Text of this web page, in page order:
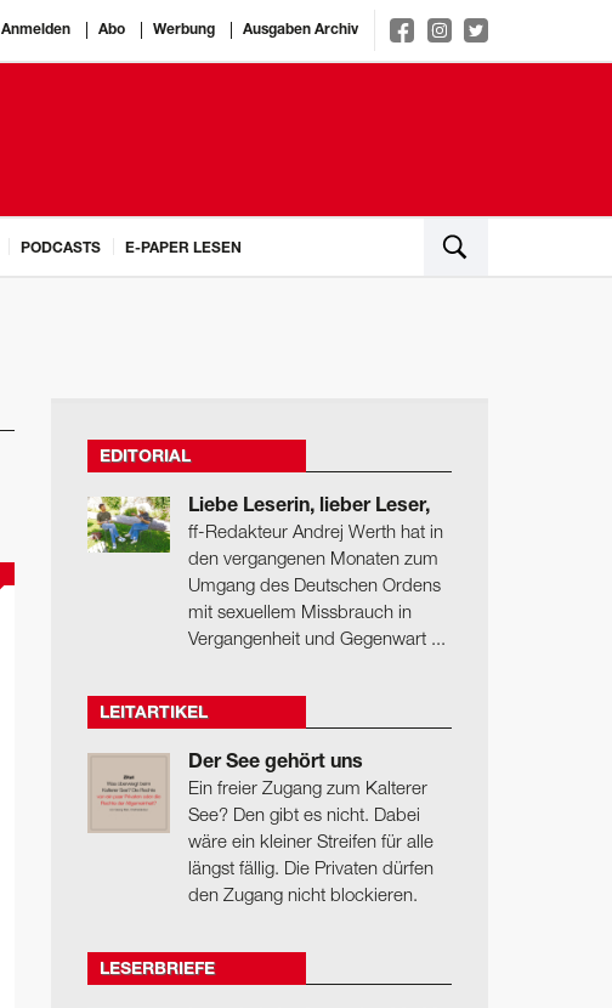
Anmelden Abo Werbung Ausgaben Archiv
PODCASTS E-PAPER LESEN
EDITORIAL
Liebe Leserin, lieber Leser,
ff-Redakteur Andrej Werth hat in
den vergangenen Monaten zum
Umgang des Deutschen Ordens
mit sexuellem Missbrauch in
Vergangenheit und Gegenwart ...
LEITARTIKEL
Der See gehört uns
Ein freier Zugang zum Kalterer
See? Den gibt es nicht. Dabei
wäre ein kleiner Streifen für alle
längst fällig. Die Privaten dürfen
den Zugang nicht blockieren.
LESERBRIEFE